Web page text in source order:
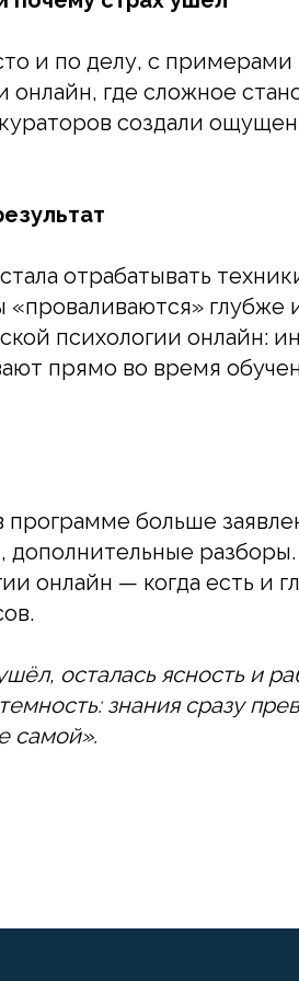
и по делу, с
онлайн, где сложное
создали
отрабатывать
глубже
психологии онлайн:
прямо во время
больше
дополнительные
онлайн — когда есть и
осталась ясность и
знания сразу
самой».